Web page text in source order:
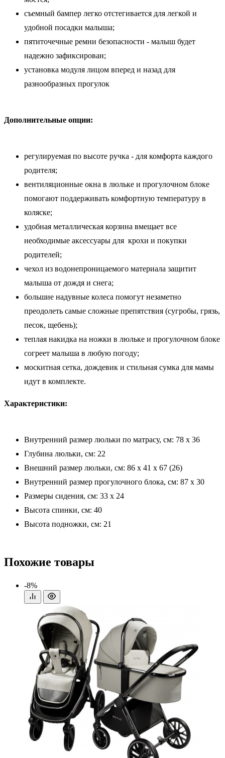
съемный бампер легко отстегивается для легкой и
удобной посадки малыша;
пятиточечные ремни безопасности - малыш будет
надежно зафиксирован;
установка модуля лицом вперед и назад для
разнообразных прогулок
Дополнительные опции:
регулируемая по высоте ручка - для комфорта каждого
родителя;
вентиляционные окна в люльке и прогулочном блоке
помогают поддерживать комфортную температуру в
коляске;
удобная металлическая корзина вмещает все
необходимые аксессуары для крохи и покупки
родителей;
чехол из водонепроницаемого материала защитит
малыша от дождя и снега;
большие надувные колеса помогут незаметно
преодолеть самые сложные препятствия (сугробы, грязь,
песок, щебень);
теплая накидка на ножки в люльке и прогулочном блоке
согреет малыша в любую погоду;
москитная сетка, дождевик и стильная сумка для мамы
идут в комплекте.
Характеристики:
Внутренний размер люльки по матрасу, см: 78 x 36
Глубина люльки, см: 22
Внешний размер люльки, см: 86 х 41 х 67 (26)
Внутренний размер прогулочного блока, см: 87 х 30
Размеры сидения, см: 33 х 24
Высота спинки, см: 40
Высота подножки, см: 21
Похожие товары
-8%